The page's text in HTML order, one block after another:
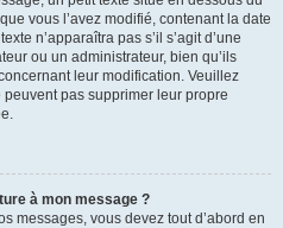
vous l’avez modifié, contenant la date
n’apparaîtra pas s’il s’agit d’une
ou un administrateur, bien qu’ils
leur modification. Veuillez
pas supprimer leur propre
à mon message ?
messages, vous devez tout d’abord en